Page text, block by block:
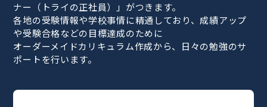
ナー（トライの正社員）」がつきます。
各地の受験情報や学校事情に精通しており、成績アップ
や受験合格などの目標達成のために
オーダーメイドカリキュラム作成から、日々の勉強のサ
ポートを行います。